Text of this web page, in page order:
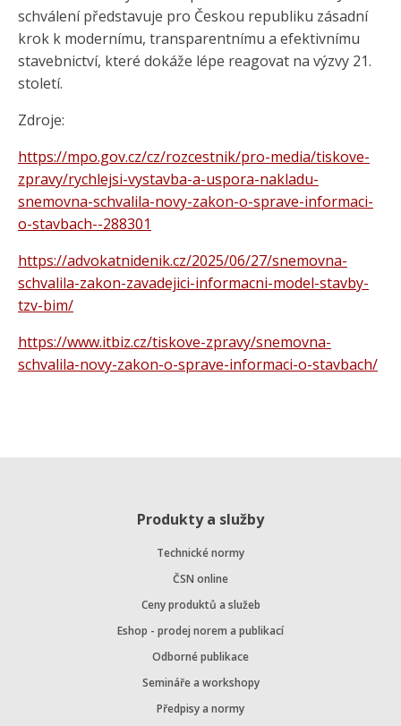
schválení představuje pro Českou republiku zásadní
krok k modernímu, transparentnímu a efektivnímu
stavebnictví, které dokáže lépe reagovat na výzvy 21.
století.
Zdroje:
https://mpo.gov.cz/cz/rozcestnik/pro-media/tiskove-
zpravy/rychlejsi-vystavba-a-uspora-nakladu-
snemovna-schvalila-novy-zakon-o-sprave-informaci-
o-stavbach--288301
https://advokatnidenik.cz/2025/06/27/snemovna-
schvalila-zakon-zavadejici-informacni-model-stavby-
tzv-bim/
https://www.itbiz.cz/tiskove-zpravy/snemovna-
schvalila-novy-zakon-o-sprave-informaci-o-stavbach/
Produkty a služby
Technické normy
ČSN online
Ceny produktů a služeb
Eshop - prodej norem a publikací
Odborné publikace
Semináře a workshopy
Předpisy a normy